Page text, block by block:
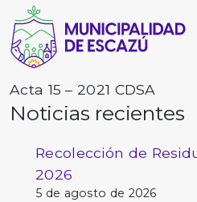
Acta 15 – 2021 CDSA
Noticias recientes
Recolección de
2026
5 de agosto de 2026